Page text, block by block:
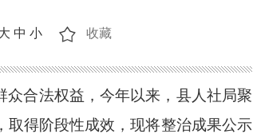
中 小 收藏
合法权益，今年以来，县人社局聚
得阶段性成效，现将整治成果公示